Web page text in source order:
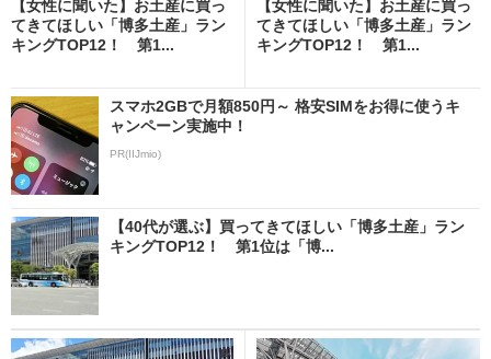
【女性に聞いた】お土産に買っ
てきてほしい「博多土産」ラン
キングTOP12！ 第1...
【女性に聞いた】お土産に買っ
てきてほしい「博多土産」ラン
キングTOP12！ 第1...
スマホ2GBで月額850円～ 格安SIMをお得に使うキ
ャンペーン実施中！
PR(IIJmio)
【40代が選ぶ】買ってきてほしい「博多土産」ラン
キングTOP12！ 第1位は「博...